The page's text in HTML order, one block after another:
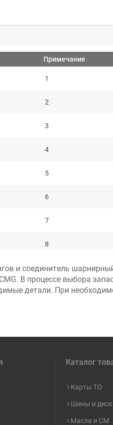
Примечание
1
2
3
4
5
6
7
8
9
10
12
и соединитель
В процессе выбора
детали. При
Каталог
Карты ТО
Шины и
Масла и СМ